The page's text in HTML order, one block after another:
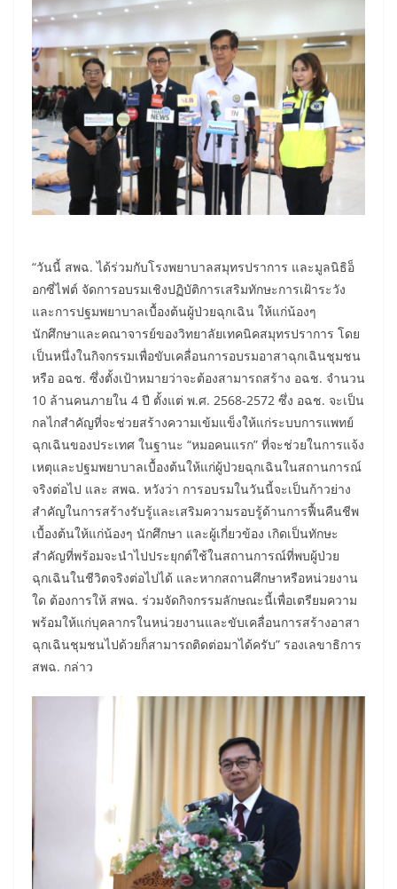
“วันนี้ สพฉ. ได้ร่วมกับโรงพยาบาลสมุทรปราการ และมูลนิธิอ็
อกซี่ไฟต์ จัดการอบรมเชิงปฏิบัติการเสริมทักษะการเฝ้าระวัง
และการปฐมพยาบาลเบื้องต้นผู้ป่วยฉุกเฉิน ให้แก่น้องๆ
นักศึกษาและคณาจารย์ของวิทยาลัยเทคนิคสมุทรปราการ โดย
เป็นหนึ่งในกิจกรรมเพื่อขับเคลื่อนการอบรมอาสาฉุกเฉินชุมชน
หรือ อฉช. ซึ่งตั้งเป้าหมายว่าจะต้องสามารถสร้าง อฉช. จำนวน
10 ล้านคนภายใน 4 ปี ตั้งแต่ พ.ศ. 2568-2572 ซึ่ง อฉช. จะเป็น
กลไกสำคัญที่จะช่วยสร้างความเข้มแข็งให้แก่ระบบการแพทย์
ฉุกเฉินของประเทศ ในฐานะ “หมอคนแรก” ที่จะช่วยในการแจ้ง
เหตุและปฐมพยาบาลเบื้องต้นให้แก่ผู้ป่วยฉุกเฉินในสถานการณ์
จริงต่อไป และ สพฉ. หวังว่า การอบรมในวันนี้จะเป็นก้าวย่าง
สำคัญในการสร้างรับรู้และเสริมความรอบรู้ด้านการฟื้นคืนชีพ
เบื้องต้นให้แก่น้องๆ นักศึกษา และผู้เกี่ยวข้อง เกิดเป็นทักษะ
สำคัญที่พร้อมจะนำไปประยุกต์ใช้ในสถานการณ์ที่พบผู้ป่วย
ฉุกเฉินในชีวิตจริงต่อไปได้ และหากสถานศึกษาหรือหน่วยงาน
ใด ต้องการให้ สพฉ. ร่วมจัดกิจกรรมลักษณะนี้เพื่อเตรียมความ
พร้อมให้แก่บุคลากรในหน่วยงานและขับเคลื่อนการสร้างอาสา
ฉุกเฉินชุมชนไปด้วยก็สามารถติดต่อมาได้ครับ” รองเลขาธิการ
สพฉ. กล่าว